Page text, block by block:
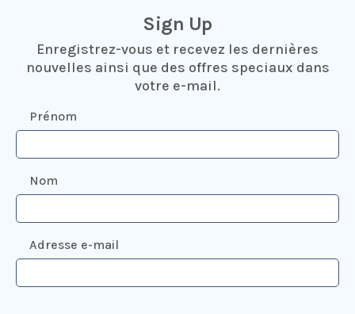
Sign Up
Enregistrez-vous et recevez les dernières
nouvelles ainsi que des offres speciaux dans
votre e-mail.
Prénom
Nom
Adresse e-mail